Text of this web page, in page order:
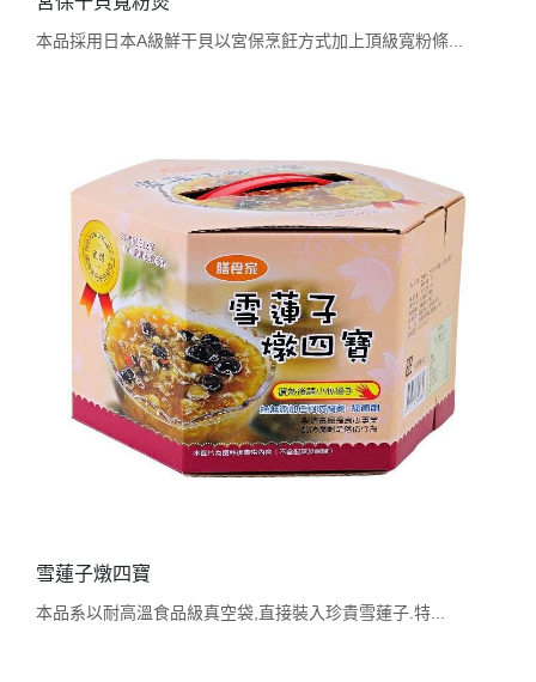
本品採用日本A級鮮干貝以宮保烹飪方式加上頂級寬粉條...
雪蓮子燉四寶
本品系以耐高溫食品級真空袋,直接裝入珍貴雪蓮子.特...